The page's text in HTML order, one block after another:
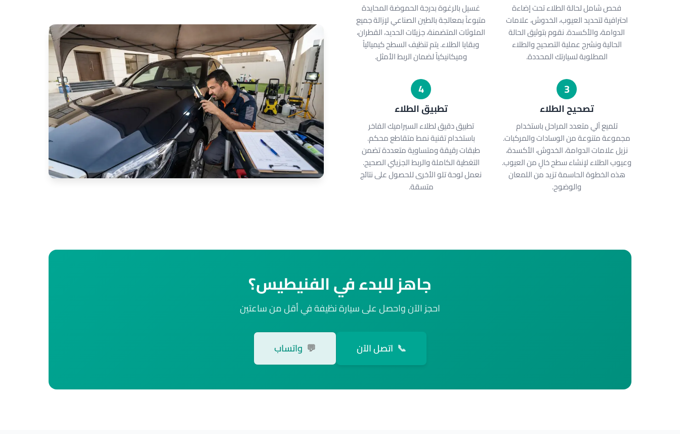
فحص شامل لحالة الطلاء تحت إضاءة
احترافية لتحديد العيوب، الخدوش، علامات
الدوامة، والأكسدة. نقوم بتوثيق الحالة
الحالية ونشرح عملية التصحيح والطلاء
المطلوبة لسيارتك المحددة.
غسيل بالرغوة بدرجة الحموضة المحايدة
متبوعاً بمعالجة بالطين الصناعي لإزالة جميع
الملوثات المتضمنة، جزيئات الحديد، القطران،
وبقايا الطلاء. يتم تنظيف السطح كيميائياً
وميكانيكياً لضمان الربط الأمثل.
3
تصحيح الطلاء
تلميع آلي متعدد المراحل باستخدام
مجموعة متنوعة من الوسادات والمركبات.
نزيل علامات الدوامة، الخدوش، الأكسدة،
وعيوب الطلاء لإنشاء سطح خالٍ من العيوب.
هذه الخطوة الحاسمة تزيد من اللمعان
والوضوح.
4
تطبيق الطلاء
تطبيق دقيق لطلاء السيراميك الفاخر
باستخدام تقنية نمط متقاطع محكم.
طبقات رقيقة ومتساوية متعددة تضمن
التغطية الكاملة والربط الجزيئي الصحيح.
نعمل لوحة تلو الأخرى للحصول على نتائج
متسقة.
جاهز للبدء في الفنيطيس؟
احجز الآن واحصل على سيارة نظيفة في أقل من ساعتين
📞 اتصل الآن 💬 واتساب